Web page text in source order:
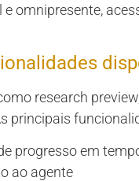
omnipresente,
research
principais
progresso em
ao agente